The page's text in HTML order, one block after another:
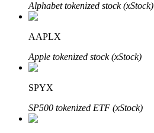
Afiliaci Bitrue
Alphabet tokenized stock (xStock)
AAPLX
Apple tokenized stock (xStock)
SPYX
SP500 tokenized ETF (xStock)